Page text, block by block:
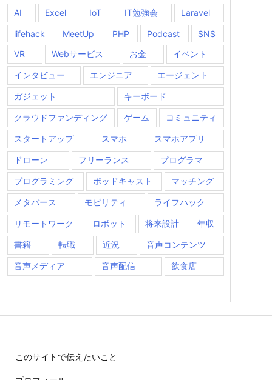
AI Excel IoT IT勉強会 Laravel
lifehack MeetUp PHP Podcast
SNS
VR
Webサービス お金 イベント
インタビュー エンジニア エージェント
ガジェット キーボード
クラウドファンディング ゲーム コミュニティ
スタートアップ スマホ スマホアプリ
ドローン フリーランス プログラマ
プログラミング ポッドキャスト マッチング
メタバース モビリティ ライフハック
リモートワーク ロボット 将来設計 年収
書籍 転職 近況 音声コンテンツ
音声メディア 音声配信 飲食店
このサイトで伝えたいこと